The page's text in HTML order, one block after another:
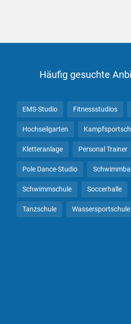
Häufig gesuchte
EMS-Studio Fitnessstudios
Hochseilgarten
Kletteranlage Personal Trainer
Pole Dance-Studio
Schwimmschule Soccerhalle
Tanzschule Wassersportschule